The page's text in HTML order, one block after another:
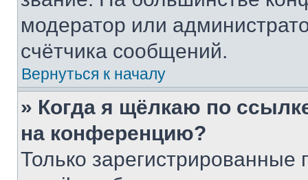
модератор или
счётчика сообщений.
Вернуться к началу
» Когда я щёлкаю по
на конференцию?
Только зарегистрированные